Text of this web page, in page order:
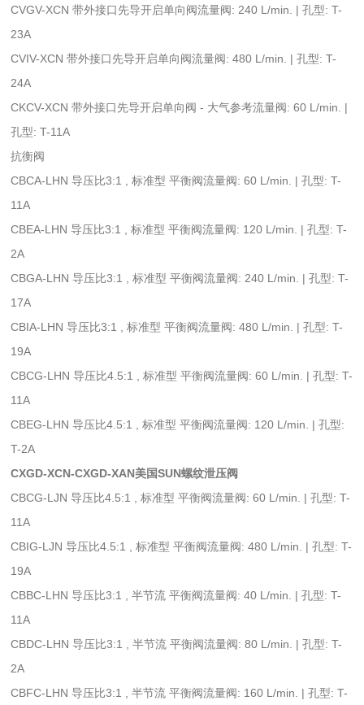
CVGV-XCN 带外接口先导开启单向阀流量阀: 240 L/min. | 孔型: T-
23A
CVIV-XCN 带外接口先导开启单向阀流量阀: 480 L/min. | 孔型: T-
24A
CKCV-XCN 带外接口先导开启单向阀 - 大气参考流量阀: 60 L/min. |
孔型: T-11A
抗衡阀
CBCA-LHN 导压比3:1 , 标准型 平衡阀流量阀: 60 L/min. | 孔型: T-
11A
CBEA-LHN 导压比3:1 , 标准型 平衡阀流量阀: 120 L/min. | 孔型: T-
2A
CBGA-LHN 导压比3:1 , 标准型 平衡阀流量阀: 240 L/min. | 孔型: T-
17A
CBIA-LHN 导压比3:1 , 标准型 平衡阀流量阀: 480 L/min. | 孔型: T-
19A
CBCG-LHN 导压比4.5:1 , 标准型 平衡阀流量阀: 60 L/min. | 孔型: T-
11A
CBEG-LHN 导压比4.5:1 , 标准型 平衡阀流量阀: 120 L/min. | 孔型:
T-2A
CXGD-XCN-CXGD-XAN美国SUN螺纹泄压阀
CBCG-LJN 导压比4.5:1 , 标准型 平衡阀流量阀: 60 L/min. | 孔型: T-
11A
CBIG-LJN 导压比4.5:1 , 标准型 平衡阀流量阀: 480 L/min. | 孔型: T-
19A
CBBC-LHN 导压比3:1 , 半节流 平衡阀流量阀: 40 L/min. | 孔型: T-
11A
CBDC-LHN 导压比3:1 , 半节流 平衡阀流量阀: 80 L/min. | 孔型: T-
2A
CBFC-LHN 导压比3:1 , 半节流 平衡阀流量阀: 160 L/min. | 孔型: T-